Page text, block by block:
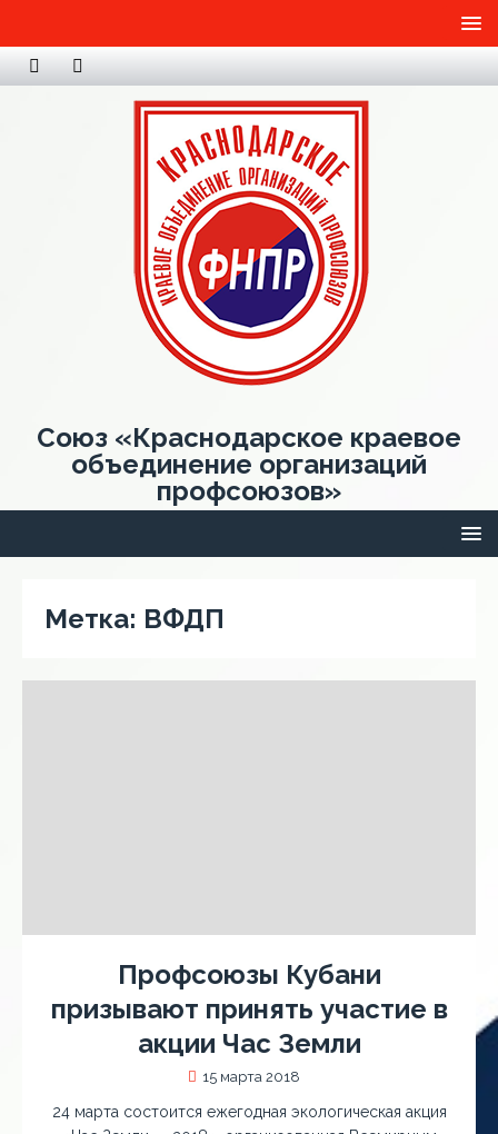
Союз «Краснодарское краевое
объединение организаций
профсоюзов»
Метка: ВФДП
Профсоюзы Кубани
призывают принять участие в
акции Час Земли
15 марта 2018
24 марта состоится еже­годная экологическая акция